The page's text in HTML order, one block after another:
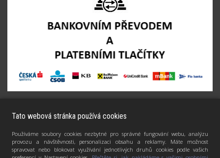
Tato webová stránka používá cookies
Používáme soubory cookies nezbytné pro správné fungování webu, analýzu
provozu a návštěvnosti, personalizaci obsahu a reklamy. Máte možnost
spravovat nebo blokovat využívání jednotlivých druhů cookies podle vašich